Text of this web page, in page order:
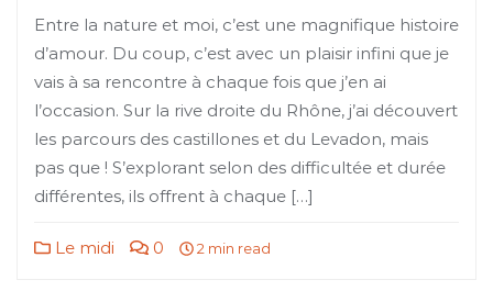
Entre la nature et moi, c’est une magnifique histoire
d’amour. Du coup, c’est avec un plaisir infini que je
vais à sa rencontre à chaque fois que j’en ai
l’occasion. Sur la rive droite du Rhône, j’ai découvert
les parcours des castillones et du Levadon, mais
pas que ! S’explorant selon des difficultée et durée
différentes, ils offrent à chaque […]
Le midi 0 2 min read